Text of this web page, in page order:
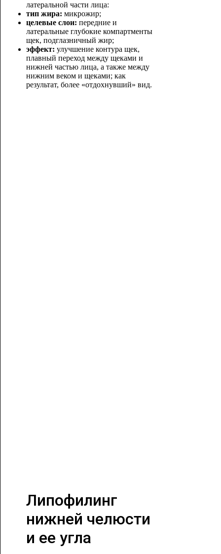
латеральной части лица:
тип жира: микрожир;
целевые слои: передние и
латеральные глубокие компартменты
щек, подглазничный жир;
эффект: улучшение контура щек,
плавный переход между щеками и
нижней частью лица, а также между
нижним веком и щеками; как
результат, более «отдохнувший» вид.
Липофилинг
нижней челюсти
и ее угла